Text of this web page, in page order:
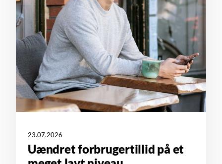
23.07.2026
Uændret forbrugertillid på et